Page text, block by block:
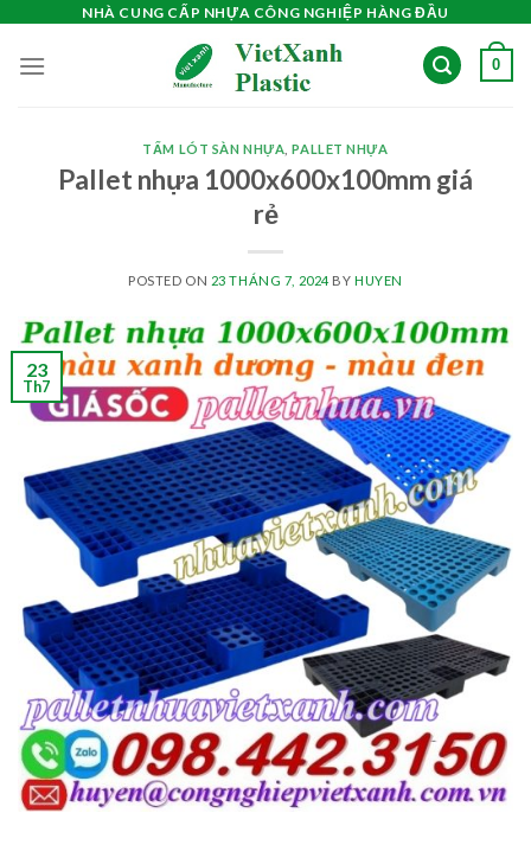
content
NHÀ CUNG CẤP NHỰA CÔNG NGHIỆP HÀNG ĐẦU
0
TẤM LÓT SÀN NHỰA ,PALLET NHỰA
Pallet nhựa 1000x600x100mm giá
rẻ
POSTED ON 23 THÁNG 7, 2024BY HUYEN
23
Th7